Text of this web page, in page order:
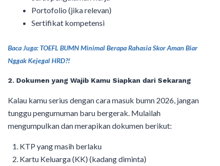
Portofolio (jika relevan)
Sertifikat kompetensi
Baca Juga: TOEFL BUMN Minimal Berapa Rahasia Skor Aman Biar
Nggak Kejegal HRD?!
2. Dokumen yang Wajib Kamu Siapkan dari Sekarang
Kalau kamu serius dengan cara masuk bumn 2026, jangan
tunggu pengumuman baru bergerak. Mulailah
mengumpulkan dan merapikan dokumen berikut:
KTP yang masih berlaku
Kartu Keluarga (KK) (kadang diminta)